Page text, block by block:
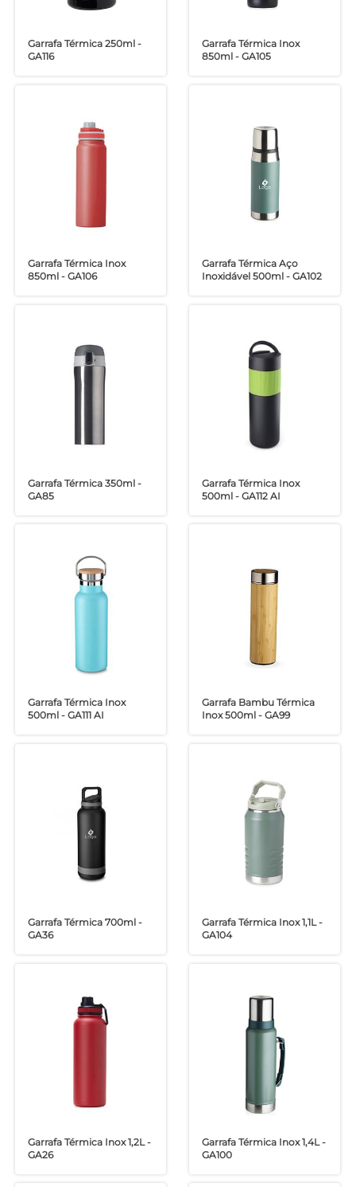
Garrafa Térmica 250ml -
GA116
Garrafa Térmica Inox
850ml - GA105
Garrafa Térmica Inox
850ml - GA106
Garrafa Térmica Aço
Inoxidável 500ml - GA102
Garrafa Térmica 350ml -
GA85
Garrafa Térmica Inox
500ml - GA112 AI
Garrafa Térmica Inox
500ml - GA111 AI
Garrafa Bambu Térmica
Inox 500ml - GA99
Garrafa Térmica 700ml -
GA36
Garrafa Térmica Inox 1,1L -
GA104
Garrafa Térmica Inox 1,2L -
GA26
Garrafa Térmica Inox 1,4L -
GA100